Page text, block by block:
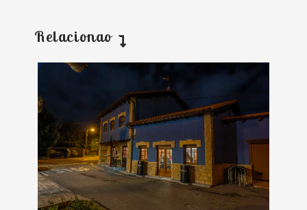
Relacionao